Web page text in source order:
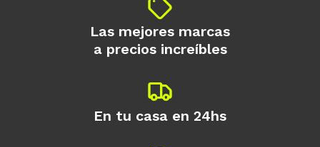
Las mejores marcas
a precios increíbles
En tu casa en 24hs